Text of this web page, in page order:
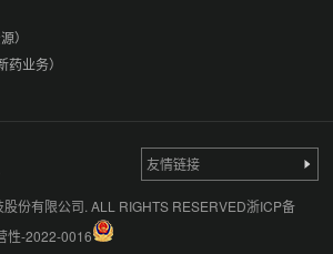
）
业务）
友情链接
份有限公司. ALL RIGHTS RESERVED浙ICP备
性-2022-0016